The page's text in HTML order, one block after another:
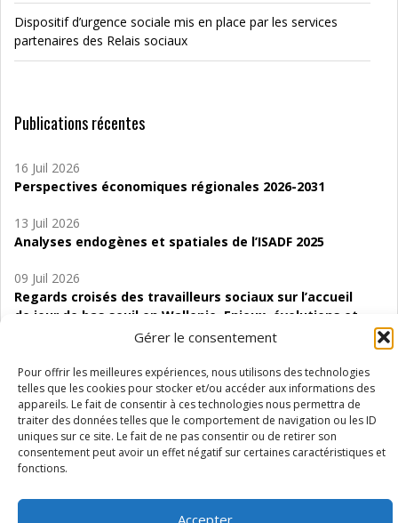
Gérer le consentement
Pour offrir les meilleures expériences, nous utilisons des technologies
telles que les cookies pour stocker et/ou accéder aux informations des
appareils. Le fait de consentir à ces technologies nous permettra de
traiter des données telles que le comportement de navigation ou les ID
uniques sur ce site. Le fait de ne pas consentir ou de retirer son
consentement peut avoir un effet négatif sur certaines caractéristiques et
fonctions.
Accepter
Dispositif d’urgence sociale mis en place par les services
partenaires des Relais sociaux
Publications récentes
16 Juil 2026
Perspectives économiques régionales 2026-2031
13 Juil 2026
Analyses endogènes et spatiales de l’ISADF 2025
09 Juil 2026
Regards croisés des travailleurs sociaux sur l’accueil
de jour de bas seuil en Wallonie. Enjeux, évolutions et
06 Juil 2026
Étude d’évaluabilité des Structures
d’accompagnement à l’autocréation d’emploi (SAACE)
01 Juil 2026
Pénurie du personnel infirmier :quels indicateurs
Wallonie ?